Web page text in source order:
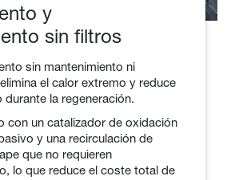
y
sin filtros
sin mantenimiento ni
el calor extremo y reduce
durante la regeneración.
con un catalizador de oxidación
y una recirculación de
que no requieren
lo que reduce el coste total de